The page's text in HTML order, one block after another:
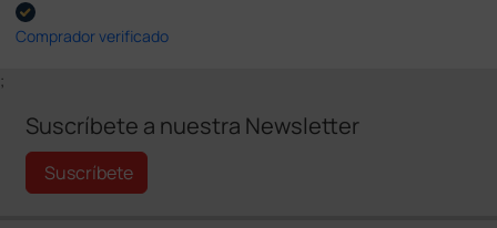
Comprador verificado
;
Suscríbete a nuestra Newsletter
Suscríbete